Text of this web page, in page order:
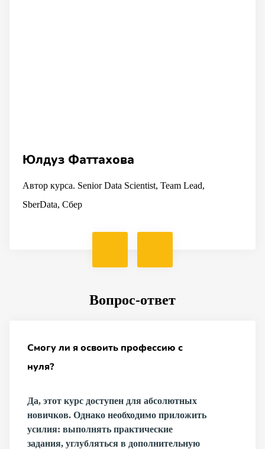
Юлдуз Фаттахова
Автор курса. Senior Data Scientist, Team Lead,
SberData, Сбер
Вопрос-ответ
Смогу ли я освоить профессию с
нуля?
Да, этот курс доступен для абсолютных
новичков. Однако необходимо приложить
усилия: выполнять практические
задания, углубляться в дополнительную